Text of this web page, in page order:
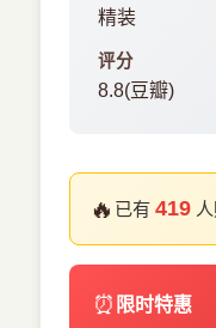
精装
评分
8.8(豆瓣)
🔥 已有419
⏰ 限时特惠